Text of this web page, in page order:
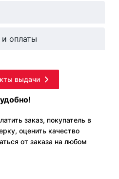
и оплаты
выдачи
заказ, покупатель в
оценить качество
от заказа на любом